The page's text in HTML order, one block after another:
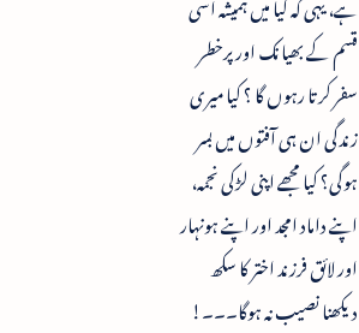
قسم کے بھیانک اور پرخطر
سفر کرتا رہوں گا ؟ کیا میری
زندگی ان ہی آفتوں میں بسر
ہوگی؟ کیا مجھے اپنی لڑکی نجمہ،
اپنے داماد امجد اور اپنے ہونہار
اور لائق فرزند اختر کا سکھ
دیکھنا نصیب نہ ہوگا۔۔۔!